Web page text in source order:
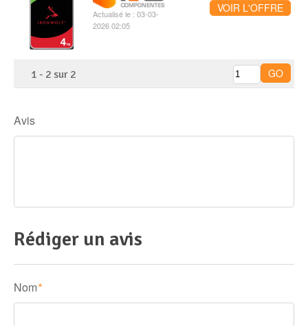
Actualisé le : 03-03-
2026 02:05
VOIR L'OFFRE
1 - 2 sur 2
Avis
Rédiger un avis
Nom *